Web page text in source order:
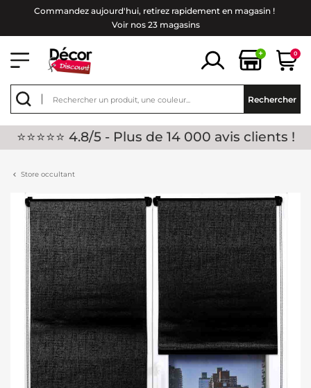
Commandez aujourd'hui, retirez rapidement en magasin !
Voir nos 23 magasins
+ 0
Rechercher
⭐⭐⭐⭐⭐ 4.8/5 - Plus de 14 000 avis clients !
Store occultant